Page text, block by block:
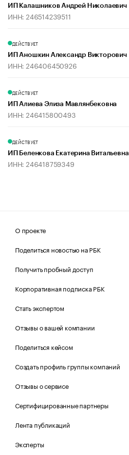
ИП Калашников Андрей Николаевич
ИНН: 246514239511
ДЕЙСТВУЕТ
ИП Аношкин Александр Викторович
ИНН: 246406450926
ДЕЙСТВУЕТ
ИП Алиева Элиза Мавлянбековна
ИНН: 246415800493
ДЕЙСТВУЕТ
ИП Беленкова Екатерина Витальевна
ИНН: 246418759349
О проекте
Поделиться новостью на РБК
Получить пробный доступ
Корпоративная подписка РБК
Стать экспертом
Отзывы о вашей компании
Поделиться кейсом
Создать профиль группы компаний
Отзывы о сервисе
Сертифицированные партнеры
Лента публикаций
Эксперты